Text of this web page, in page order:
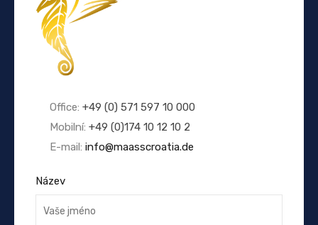
Office: +49 (0) 571 597 10 000
Mobilní: +49 (0)174 10 12 10 2
E-mail: info@maasscroatia.de
Název